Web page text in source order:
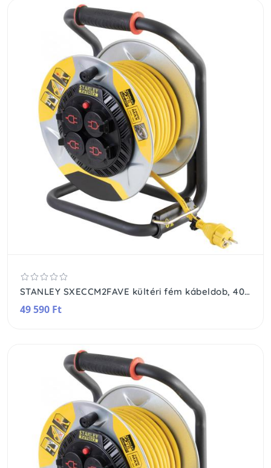
STANLEY SXECCM2FAVE kültéri fém kábeldob, 40 m, IP44-es védelem, kábelvezető, masszív fém dob és láb, H07RN-F 3G1,5 mm2 kábel, max. 3000 W
49 590 Ft